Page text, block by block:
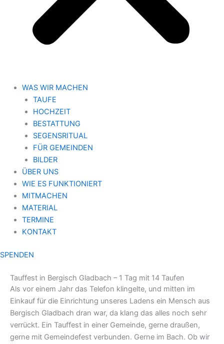
WAS WIR MACHEN
TAUFE
HOCHZEIT
BESTATTUNG
SEGENSRITUAL
FÜR GEMEINDEN
BILDER
ÜBER UNS
WIE ES FUNKTIONIERT
MITMACHEN
MATERIAL
TERMINE
KONTAKT
SPENDEN
Tauffest in Bergisch Gladbach – 1 Tag mit 14 Taufen
Als vor einem Jahr das Telefon klingelte, und mitten im
Einkauf für die Einrichtung unseres Ladens ein Mensch aus
Bergisch Gladbach dran war, da klang das alles noch sehr
verrückt. Ein Tauffest in einer Gemeinde, gerne draußen,
gerne mit Gemeindefest verbunden. Gerne im Bach. Ob wir